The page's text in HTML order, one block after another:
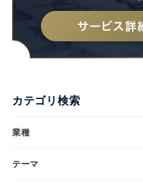
カテゴリ検索
業種
テーマ